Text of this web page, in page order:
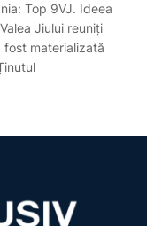
Top 9VJ. Ideea
Jiului reuniți
fost materializată